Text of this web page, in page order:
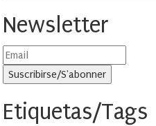
Newsletter
Etiquetas/Tags